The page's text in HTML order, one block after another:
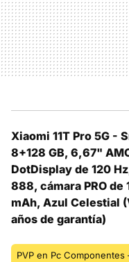
Xiaomi 11T Pro 5G -
8+128 GB, 6,67"
DotDisplay de 120
888, cámara PRO de
mAh, Azul Celestial
años de garantía)
PVP en Pc